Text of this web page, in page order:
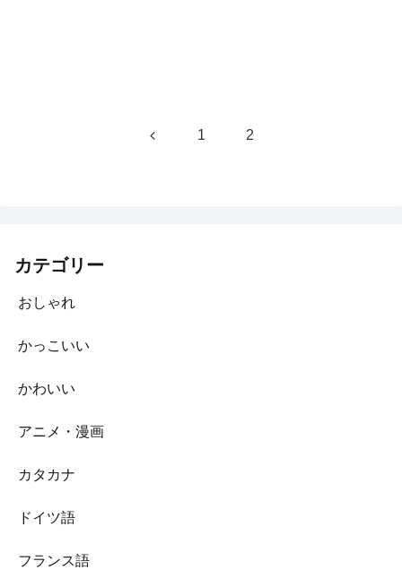
前 1 2
カテゴリー
おしゃれ
かっこいい
かわいい
アニメ・漫画
カタカナ
ドイツ語
フランス語